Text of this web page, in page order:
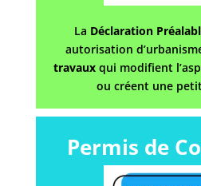
La Déclaration
autorisation
travaux qui modifient
ou créent une
Permis de